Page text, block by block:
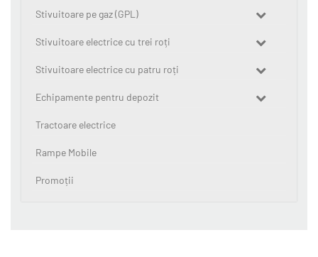
Stivuitoare pe gaz (GPL)
Stivuitoare electrice cu trei roți
Stivuitoare electrice cu patru roți
Echipamente pentru depozit
Tractoare electrice
Rampe Mobile
Promoții